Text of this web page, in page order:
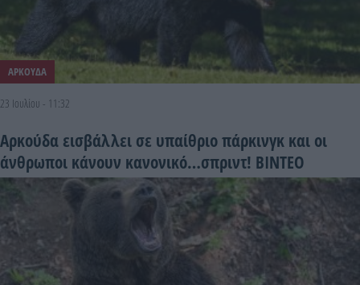
ΑΡΚΟΥΔΑ
23 Ιουλίου - 11:32
Αρκούδα εισβάλλει σε υπαίθριο πάρκινγκ και οι
άνθρωποι κάνουν κανονικό…σπριντ! ΒΙΝΤΕΟ